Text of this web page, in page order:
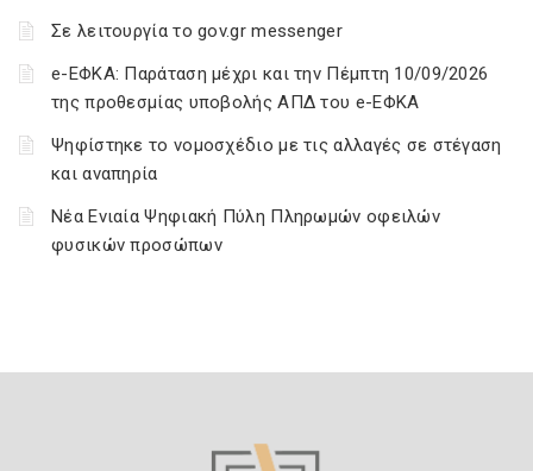
Σε λειτουργία το gov.gr messenger
e-ΕΦΚΑ: Παράταση μέχρι και την Πέμπτη 10/09/2026
της προθεσμίας υποβολής ΑΠΔ του e-ΕΦΚΑ
Ψηφίστηκε το νομοσχέδιο με τις αλλαγές σε στέγαση
και αναπηρία
Νέα Ενιαία Ψηφιακή Πύλη Πληρωμών οφειλών
φυσικών προσώπων